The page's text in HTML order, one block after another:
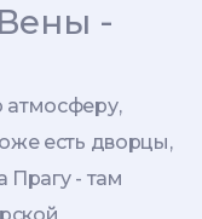
-
атмосферу,
есть дворцы,
Прагу - там